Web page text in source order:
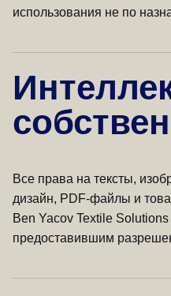
использования не по
Все права на тексты,
дизайн, PDF-файлы и
Ben Yacov Textile
предоставившим